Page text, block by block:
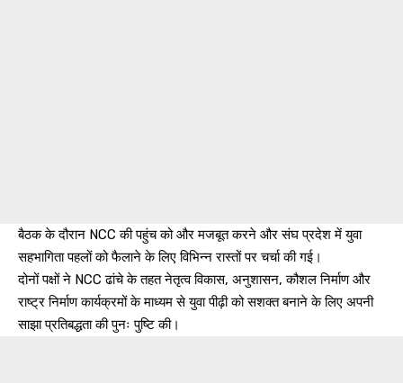
बैठक के दौरान NCC की पहुंच को और मजबूत करने और संघ प्रदेश में युवा
सहभागिता पहलों को फैलाने के लिए विभिन्न रास्तों पर चर्चा की गई।
दोनों पक्षों ने NCC ढांचे के तहत नेतृत्व विकास, अनुशासन, कौशल निर्माण और
राष्ट्र निर्माण कार्यक्रमों के माध्यम से युवा पीढ़ी को सशक्त बनाने के लिए अपनी
साझा प्रतिबद्धता की पुनः पुष्टि की।